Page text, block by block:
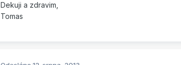
Dekuji a zdravim,
Tomas